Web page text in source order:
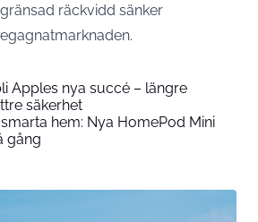
räckvidd sänker
Apples nya succé – längre
säkerhet
hem: Nya HomePod Mini
gång